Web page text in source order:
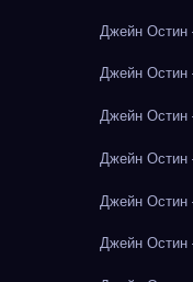
Джейн Остин
Джейн Остин
Джейн Остин
Джейн Остин
Джейн Остин
Джейн Остин